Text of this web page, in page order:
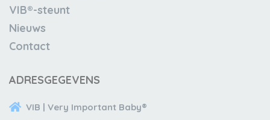
VIB®-steunt
Nieuws
Contact
ADRESGEGEVENS
VIB | Very Important Baby®